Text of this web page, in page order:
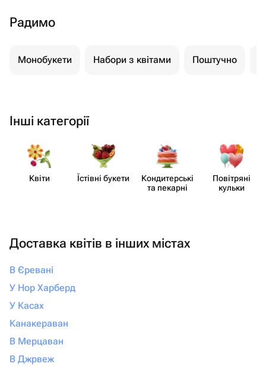
Радимо
Монобукети Набори з квітами Поштучно
Інші категорії
Квіти Їстівні букети
Кондит​ерські
та пекарні
Повітряні
кульки
Доставка квітів в інших містах
В Єревані
У Нор Харберд
У Касах
Канакераван
В Мерцаван
В Джрвеж